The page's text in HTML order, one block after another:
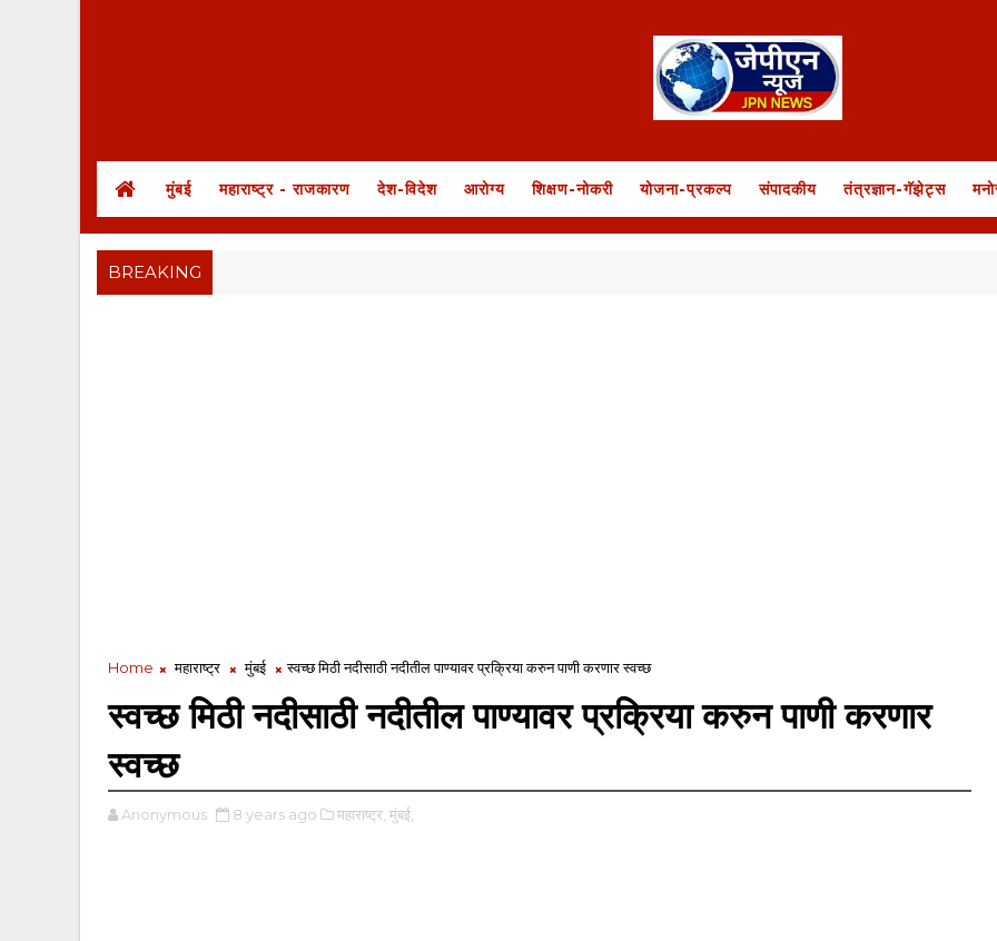
मुंबई महाराष्ट्र - राजकारण देश-विदेश आरोग्य शिक्षण-नोकरी योजना-प्रकल्प संपादकीय तंत्रज्ञान-गॅझेट्स
BREAKING
Home महाराष्ट्र मुंबई स्वच्छ मिठी नदीसाठी नदीतील पाण्यावर प्रक्रिया करुन पाणी करणार स्वच्छ
स्वच्छ मिठी नदीसाठी नदीतील पाण्यावर प्रक्रिया करुन पाणी करणार
स्वच्छ
Anonymous 8 years ago महाराष्ट्र, मुंबई,